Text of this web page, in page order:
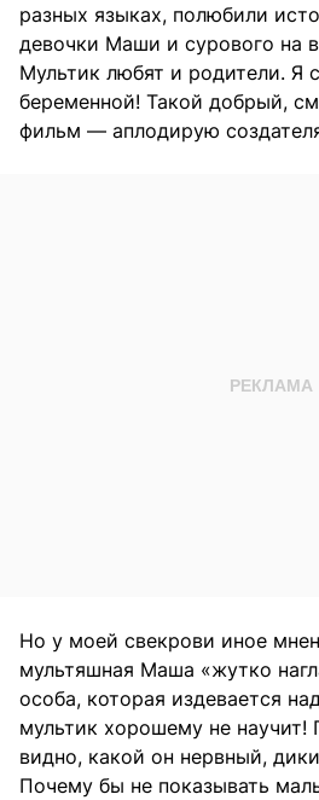
разных языках, полюбили
девочки Маши и сурового на
Мультик любят и родители. Я
беременной! Такой добрый,
фильм — аплодирую
Но у моей свекрови иное
мультяшная Маша «жутко
особа, которая издевается
мультик хорошему не
видно, какой он нервный,
Почему бы не показывать